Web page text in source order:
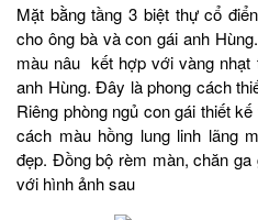
Mặt bằng tầng 3 biệt thự cổ
cho ông bà và con gái anh
màu nâu kết hợp với vàng
anh Hùng. Đây là phong cách
Riêng phòng ngủ con gái thiết
cách màu hồng lung linh lãng
đẹp. Đồng bộ rèm màn, chăn
với hình ảnh sau